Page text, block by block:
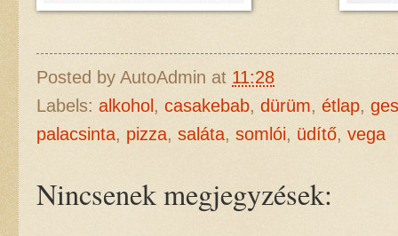
Posted by AutoAdmin at 11:28
Labels: alkohol , casakebab, dürüm, étlap,
palacsinta, pizza, saláta, somlói, üdítő, vega
Nincsenek megjegyzések: